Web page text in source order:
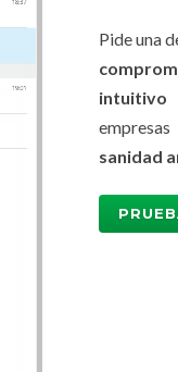
Pide una
intuitivo
sanidad